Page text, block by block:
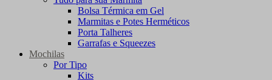
Bolsa Térmica em Gel
Marmitas e Potes Herméticos
Porta Talheres
Garrafas e Squeezes
Mochilas
Por Tipo
Kits